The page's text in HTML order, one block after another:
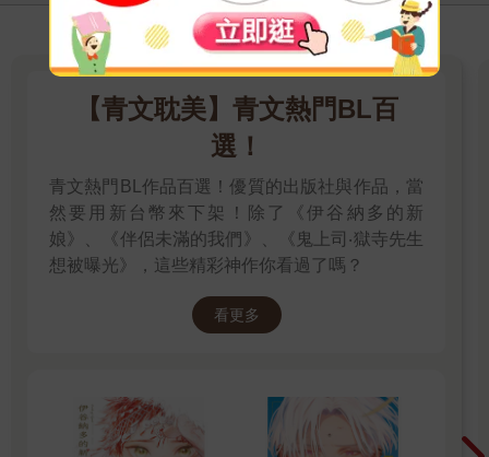
【青文耽美】青文熱門BL百
選！
青文熱門BL作品百選！優質的出版社與作品，當
然要用新台幣來下架！除了《伊谷納多的新
娘》、《伴侶未滿的我們》、《鬼上司‧獄寺先生
想被曝光》，這些精彩神作你看過了嗎？
看更多